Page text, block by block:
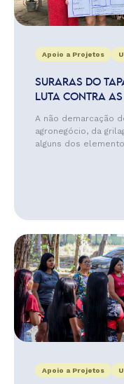
Apoio a Projetos
SURARAS DO
LUTA CONTRA
A não demarcação
agronegócio, da
alguns dos
Apoio a Projetos